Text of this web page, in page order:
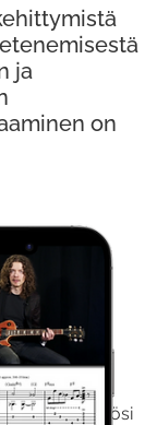
käyttöösi
ja
on